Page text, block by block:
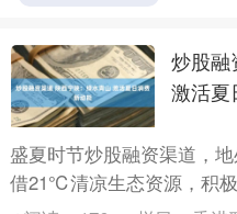
炒股融
激活夏
盛夏时节炒股融资渠道，
借21℃清凉生态资源，积